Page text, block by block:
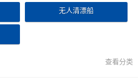
无人清漂船
查看分类